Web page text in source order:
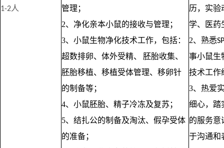
1-2人
管理；
2、净化亲本小鼠的接收与管理；
3、小鼠生物净化技术工作，包括：
超数排卵、体外受精、
胚胎收集、
胚胎移植、移植受体管理、移卵针
的制备等；
4、小鼠胚胎、精子冷冻及复苏；
5、结扎公的制备及淘汰、假孕受体
的准备；
历，实验
学、医药
2、熟悉
事小鼠生
技术工作
3、热爱
细心，踏
的服务意
于沟通和